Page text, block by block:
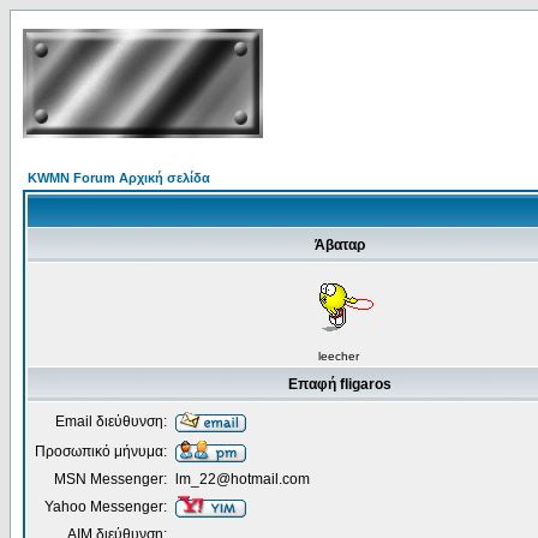
KWMN Forum Αρχική σελίδα
Άβαταρ
leecher
Επαφή fligaros
Email διεύθυνση:
Προσωπικό μήνυμα:
MSN Messenger:
lm_22@hotmail.com
Yahoo Messenger:
AIM διεύθυνση: